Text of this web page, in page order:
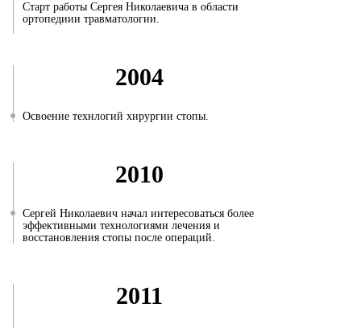
Старт работы Сергея Николаевича в области
ортопедиии травматологии.
2004
Освоение технлогий хирургии стопы.
2010
Сергей Николаевич начал интересоваться более
эффективными технологиями лечения и
восстановления стопы после операций.
2011